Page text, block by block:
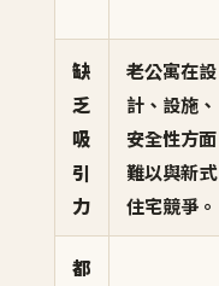
缺
乏
吸
引
力
老公寓在設
計、設施、
安全性方面
難以與新式
住宅競爭。
都